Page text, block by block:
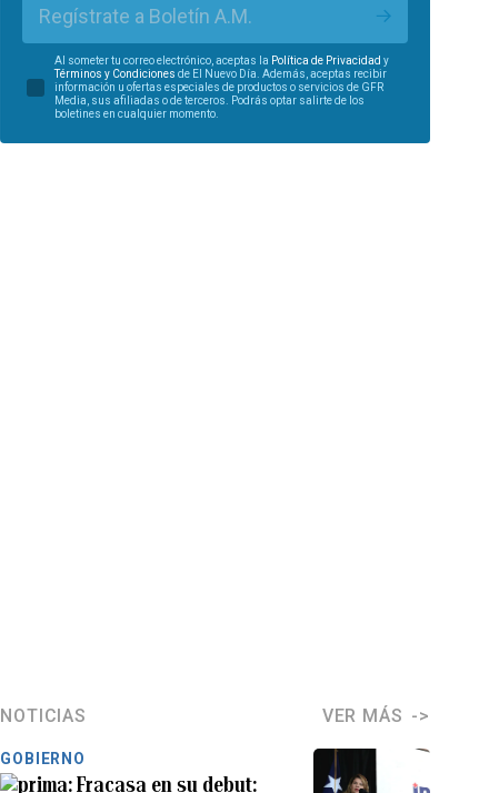
Regístrate a Boletín A.M.
Al someter tu correo electrónico, aceptas la Política de Privacidad y
Términos y Condiciones de El Nuevo Día. Además, aceptas recibir
información u ofertas especiales de productos o servicios de GFR
Media, sus afiliadas o de terceros. Podrás optar salirte de los
boletines en cualquier momento.
NOTICIAS VER MÁS
GOBIERNO
Fracasa en su debut: